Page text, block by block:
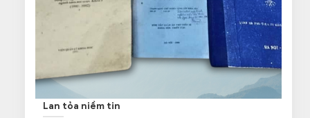
Lan tỏa niềm tin